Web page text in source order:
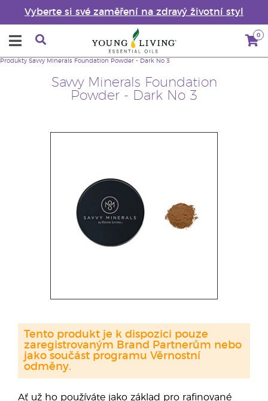
Vyberte si své zaměření na zdravý životní styl
0
Savvy Minerals Foundation
Powder - Dark No 3
Produkty Savvy Minerals Foundation Powder - Dark No 3
Ať už ho používáte jako základ pro rafinované
Tento produkt je k dispozici pouze
zaregistrovaným Brand Partnerům nebo
jako součást programu Věrnostní
odměny.